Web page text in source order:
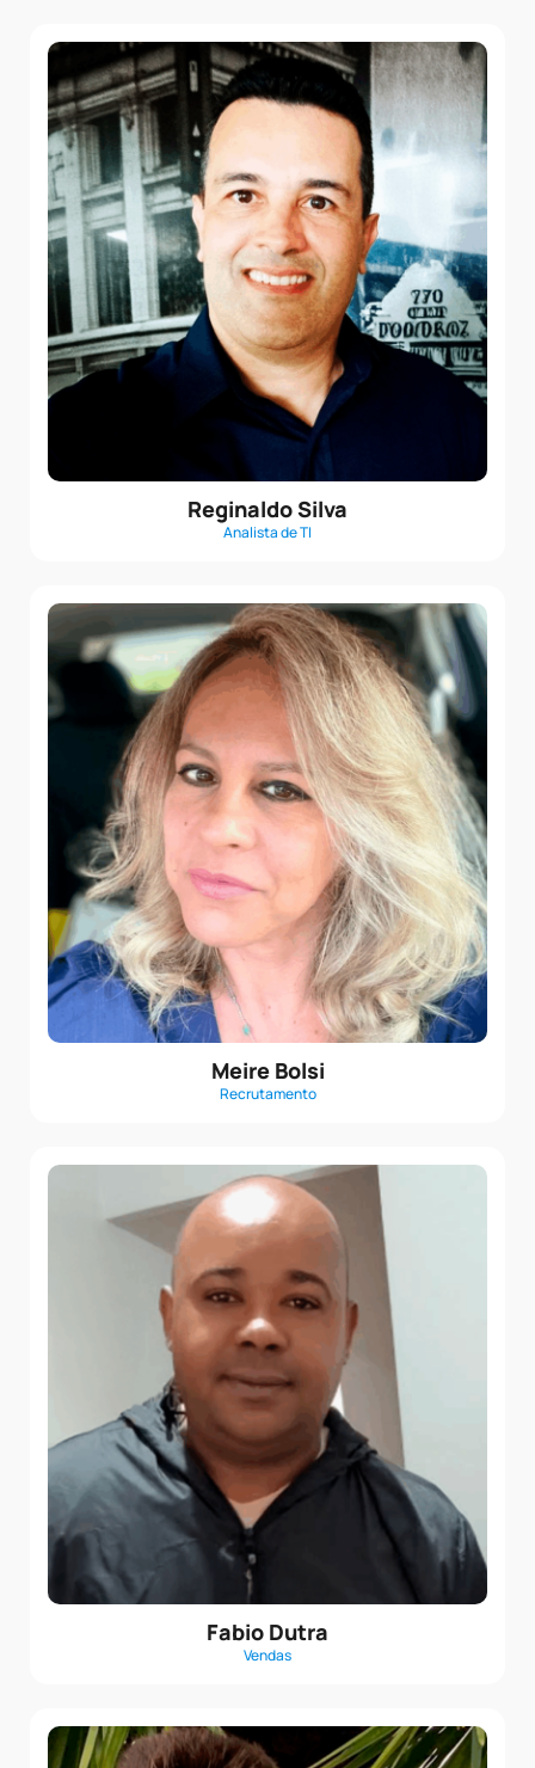
Reginaldo Silva
Analista de TI
Meire Bolsi
Recrutamento
Fabio Dutra
Vendas